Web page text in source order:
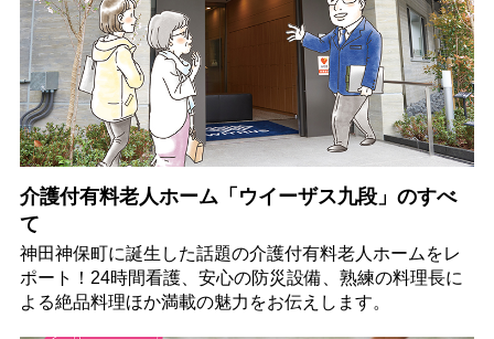
介護付有料老人ホーム「ウイーザス九段」のすべ
て
神田神保町に誕生した話題の介護付有料老人ホームをレ
ポート！24時間看護、安心の防災設備、熟練の料理長に
よる絶品料理ほか満載の魅力をお伝えします。